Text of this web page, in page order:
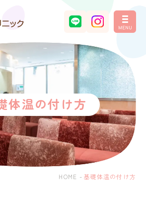
MENU
体温の付け方
HOME - 基礎体温の付け方